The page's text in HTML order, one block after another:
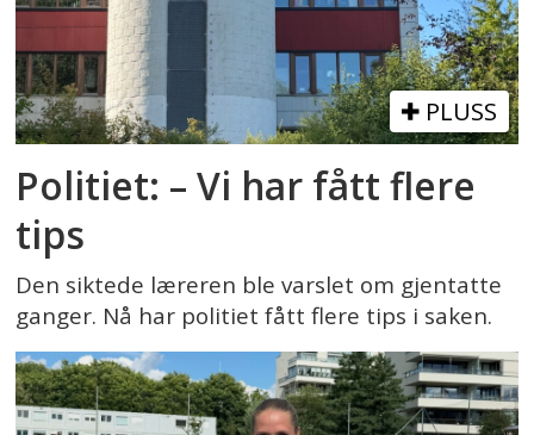
PLUSS
Politiet: – Vi har fått flere
tips
Den siktede læreren ble varslet om gjentatte
ganger. Nå har politiet fått flere tips i saken.